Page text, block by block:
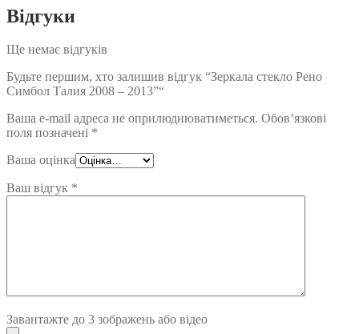
Відгуки
Ще немає відгуків
Будьте першим, хто залишив відгук “Зеркала стекло Рено
Симбол Талия 2008 – 2013”“
Ваша e-mail адреса не оприлюднюватиметься. Обов’язкові
поля позначені *
Ваша оцінка
Ваш відгук *
Завантажте до 3 зображень або відео